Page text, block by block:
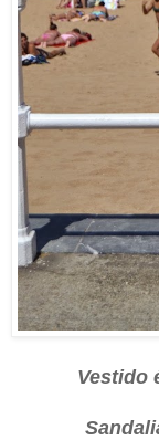
Vestido